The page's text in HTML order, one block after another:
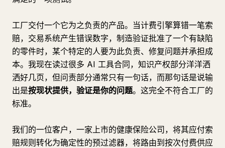
工厂交付一个它为之负责的产品。当计费引擎算错一笔索
赔，交易系统产生错误数字，制造验证批准了一个有缺陷
的零件时，某个特定的人要为此负责、修复问题并承担成
本。我现在读过很多 AI 工具合同，知识产权部分洋洋洒
洒好几页，但问责部分通常只有一句话，而那句话是说输
出是按现状提供，验证是你的问题。这完全不符合工厂的
标准。
我们的一位客户，一家上市的健康保险公司，将其应付索
赔规则转化为确定性的预过滤器，将路由到按次付费供应